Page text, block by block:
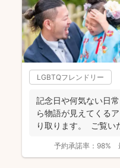
LGBTQフレンドリー
記念日や何気ない日
ら物語が見えてくる
り取ります。 ご覧い
予約承諾率： 98%